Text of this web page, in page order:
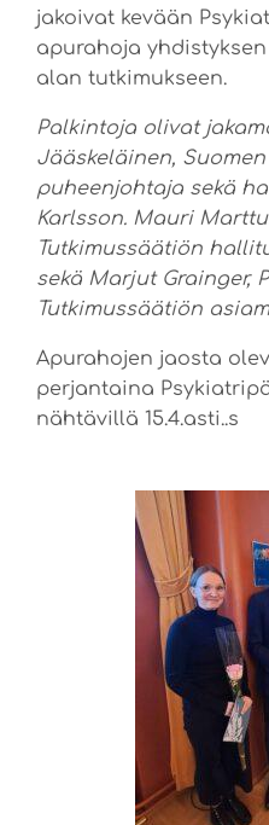
jakoivat kevään
apurahoja
alan tutkimukseen.
Palkintoja olivat
Jääskeläinen,
puheenjohtaja sekä
Karlsson. Mauri
Tutkimussäätiön
sekä Marjut Grainger,
Tutkimussäätiön
Apurahojen jaosta
perjantaina
nähtävillä 15.4.asti..s